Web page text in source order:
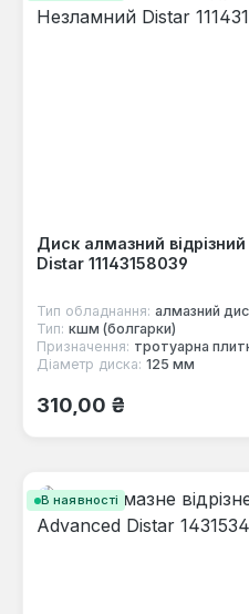
Диск алмазний
Distar 11143158039
Тип обладнання: алмазний
Тип: кшм (болгарки)
Призначення: тротуарна
Діаметр диска: 125 мм
Звичайна ціна:
310,00 ₴
В наявності